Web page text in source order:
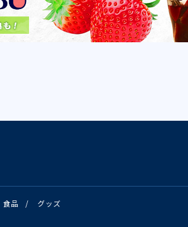
食品 / グッズ